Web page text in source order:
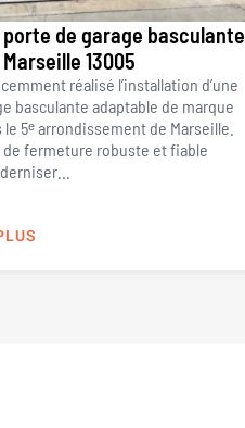
porte de garage basculante
13005
réalisé l’installation d’une
basculante adaptable de marque
5ᵉ arrondissement de Marseille.
fermeture robuste et fiable